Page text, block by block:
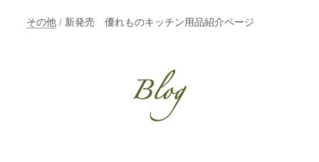
ン ファシオー
輝く美をトータ
ルでご提案しま
す。
その他 / 新発売 優れものキッチン用品紹介ページ